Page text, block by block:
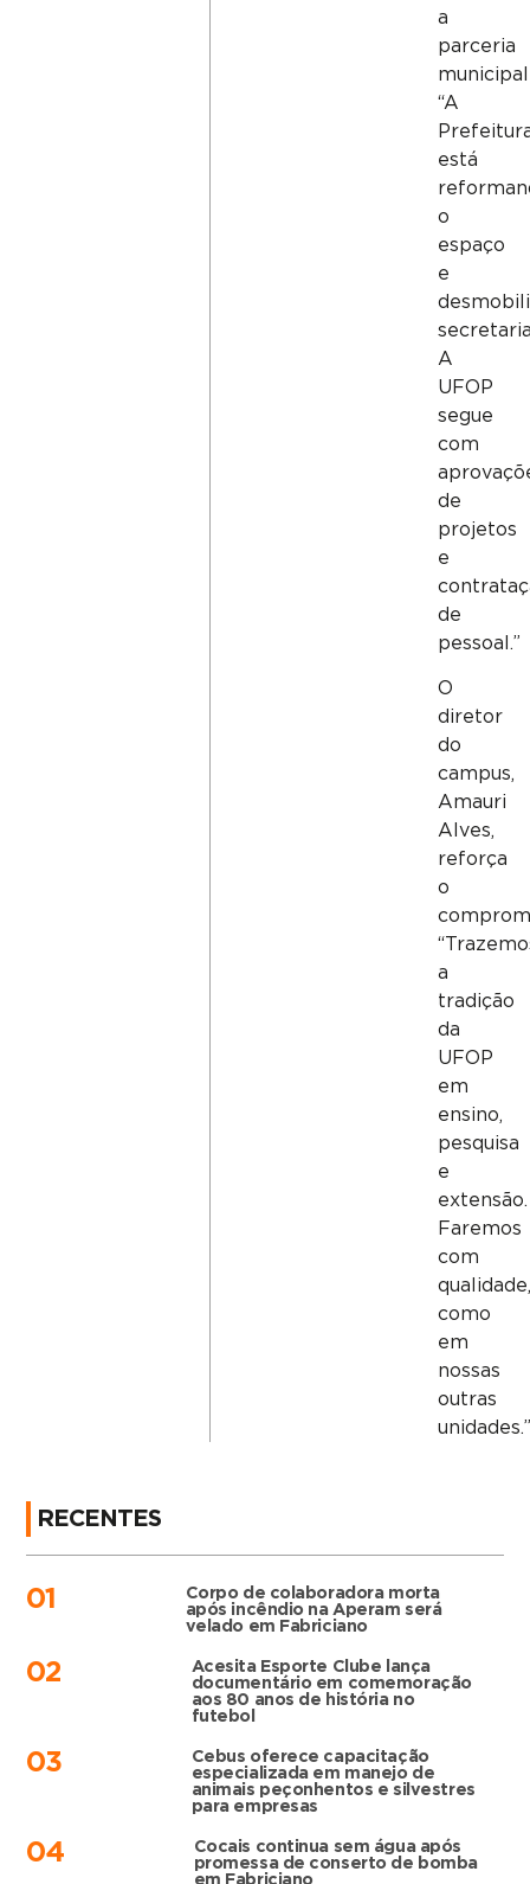
a
parceria
“A
está
o
espaço
e
A
UFOP
segue
com
de
projetos
e
de
pessoal.”
O
diretor
do
campus,
Amauri
Alves,
reforça
o
a
tradição
da
UFOP
em
ensino,
pesquisa
e
extensão.
Faremos
com
qualidade,
como
em
nossas
outras
unidades.”
RECENTES
01
Corpo de colaboradora morta
após incêndio na Aperam será
velado em Fabriciano
02
Acesita Esporte Clube lança
documentário em comemoração
aos 80 anos de história no
futebol
03
Cebus oferece capacitação
especializada em manejo de
animais peçonhentos e silvestres
para empresas
04
Cocais continua sem água após
promessa de conserto de bomba
em Fabriciano